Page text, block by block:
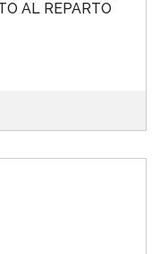
AL REPARTO